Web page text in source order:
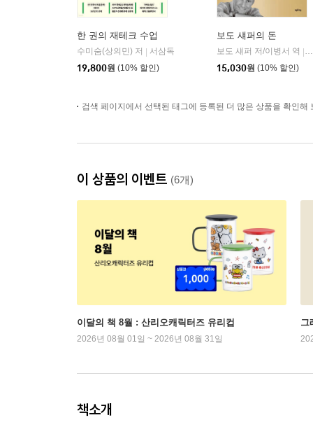
한 권의 재테크 수업
수미숨(상의민) 저
서삼독
19,800원 (10% 할인)
보도 섀퍼의 돈
보도 섀퍼 저/이병서 역
15,030원 (10% 할인)
검색 페이지에서 선택된 태그에 등록된 더 많은 상품을 확인해
이 상품의 이벤트 (6개)
이달의 책 8월 : 산리오캐릭터즈 유리컵
2026년 08월 01일 ~ 2026년 08월 31일
그
책소개